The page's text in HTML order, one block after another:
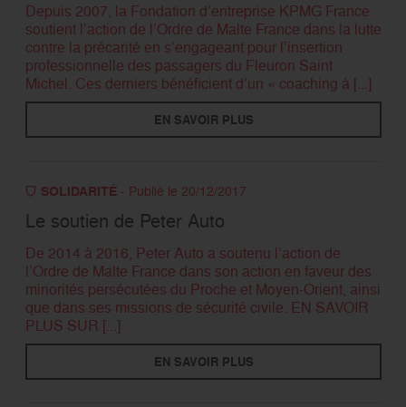
Depuis 2007, la Fondation d’entreprise KPMG France
soutient l’action de l’Ordre de Malte France dans la lutte
contre la précarité en s’engageant pour l’insertion
professionnelle des passagers du Fleuron Saint
Michel. Ces derniers bénéficient d’un « coaching à [...]
EN SAVOIR PLUS
SOLIDARITÉ- Publié le 20/12/2017
Le soutien de Peter Auto
De 2014 à 2016, Peter Auto a soutenu l’action de
l’Ordre de Malte France dans son action en faveur des
minorités persécutées du Proche et Moyen-Orient, ainsi
que dans ses missions de sécurité civile. EN SAVOIR
PLUS SUR [...]
EN SAVOIR PLUS